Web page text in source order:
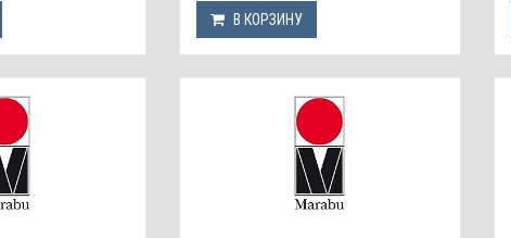
В КОРЗИНУ